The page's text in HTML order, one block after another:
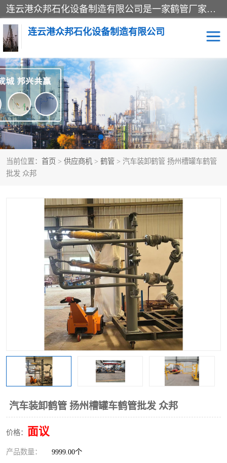
连云港众邦石化设备制造有限公司是一家鹤管厂家主营：鹤管、装车鹤管等，是致力于石油、石化等流体装卸设备(主要产品如鹤管、输油臂、脱缆钩等)的咨询、设计、制造、检测、安装指导、系统调试、维修维护等业务的公司。
连云港众邦石化设备制造有限公司
当前位置： 首页 > 供应商机 > 鹤管 > 汽车装卸鹤管 扬州槽罐车鹤管
批发 众邦
汽车装卸鹤管 扬州槽罐车鹤管批发 众邦
价格： 面议
产品数量： 9999.00个
鹤管 顶部装卸鹤管
底部装卸鹤管 LNG低温鹤管
液氨鹤管 液化气鹤管
鹤管配件 活动梯栈台
撬装系统设备 装车鹤管